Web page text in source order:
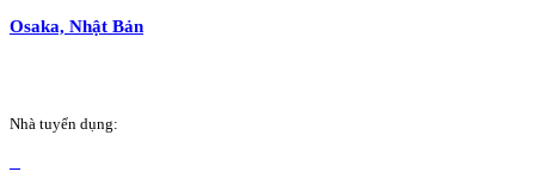
Osaka, Nhật Bản
Nhà tuyển dụng: